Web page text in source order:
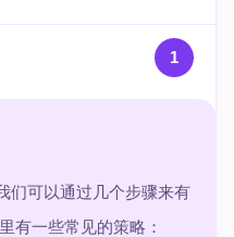
1
们可以通过几个步骤来有
有一些常见的策略：